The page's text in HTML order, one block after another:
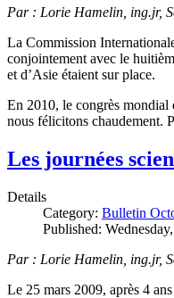
Par : Lorie Hamelin, ing.jr,
La Commission
conjointement avec le
et d’Asie étaient sur place.
En 2010, le congrès mondial
nous félicitons chaudement.
Les journées
Details
Category: Bulletin
Published:
Par : Lorie Hamelin, ing.jr,
Le 25 mars 2009, après 4